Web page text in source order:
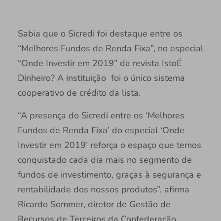
Sabia que o Sicredi foi destaque entre os
“Melhores Fundos de Renda Fixa”, no especial
“Onde Investir em 2019” da revista IstoÉ
Dinheiro? A instituição foi o único sistema
cooperativo de crédito da lista.
“A presença do Sicredi entre os ‘Melhores
Fundos de Renda Fixa’ do especial ‘Onde
Investir em 2019’ reforça o espaço que temos
conquistado cada dia mais no segmento de
fundos de investimento, graças à segurança e
rentabilidade dos nossos produtos”, afirma
Ricardo Sommer, diretor de Gestão de